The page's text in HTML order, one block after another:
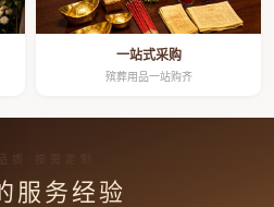
一站式采购
殡葬用品一站购齐
质 按需定制
服务经验